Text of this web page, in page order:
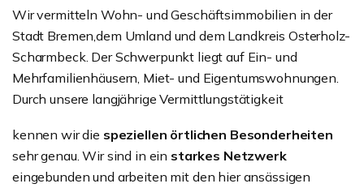
Wir vermitteln Wohn- und Geschäftsimmobilien in der
Stadt Bremen,dem Umland und dem Landkreis Osterholz-
Scharmbeck. Der Schwerpunkt liegt auf Ein- und
Mehrfamilienhäusern, Miet- und Eigentumswohnungen.
Durch unsere langjährige Vermittlungstätigkeit
kennen wir die speziellen örtlichen Besonderheiten
sehr genau. Wir sind in ein starkes Netzwerk
eingebunden und arbeiten mit den hier ansässigen